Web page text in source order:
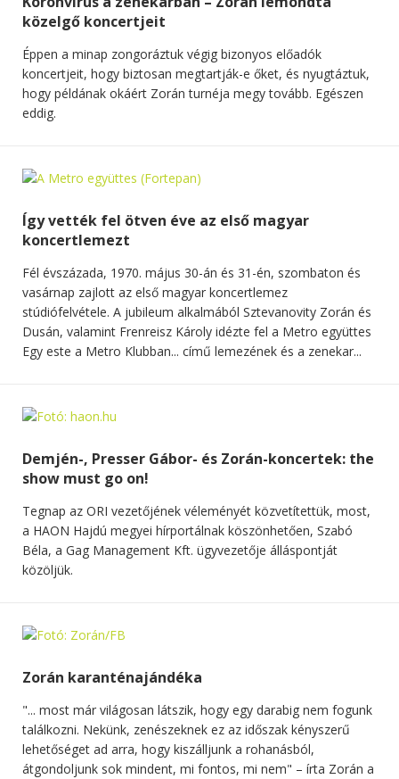
közelgő koncertjeit
Éppen a minap zongoráztuk végig bizonyos előadók
koncertjeit, hogy biztosan megtartják-e őket, és nyugtáztuk,
hogy példának okáért Zorán turnéja megy tovább. Egészen
eddig.
Így vették fel ötven éve az első magyar
koncertlemezt
Fél évszázada, 1970. május 30-án és 31-én, szombaton és
vasárnap zajlott az első magyar koncertlemez
stúdiófelvétele. A jubileum alkalmából Sztevanovity Zorán és
Dusán, valamint Frenreisz Károly idézte fel a Metro együttes
Egy este a Metro Klubban... című lemezének és a zenekar...
Demjén-, Presser Gábor- és Zorán-koncertek: the
show must go on!
Tegnap az ORI vezetőjének véleményét közvetítettük, most,
a HAON Hajdú megyei hírportálnak köszönhetően, Szabó
Béla, a Gag Management Kft. ügyvezetője álláspontját
közöljük.
Zorán karanténajándéka
"... most már világosan látszik, hogy egy darabig nem fogunk
találkozni. Nekünk, zenészeknek ez az időszak kényszerű
lehetőséget ad arra, hogy kiszálljunk a rohanásból,
átgondoljunk sok mindent, mi fontos, mi nem" – írta Zorán a